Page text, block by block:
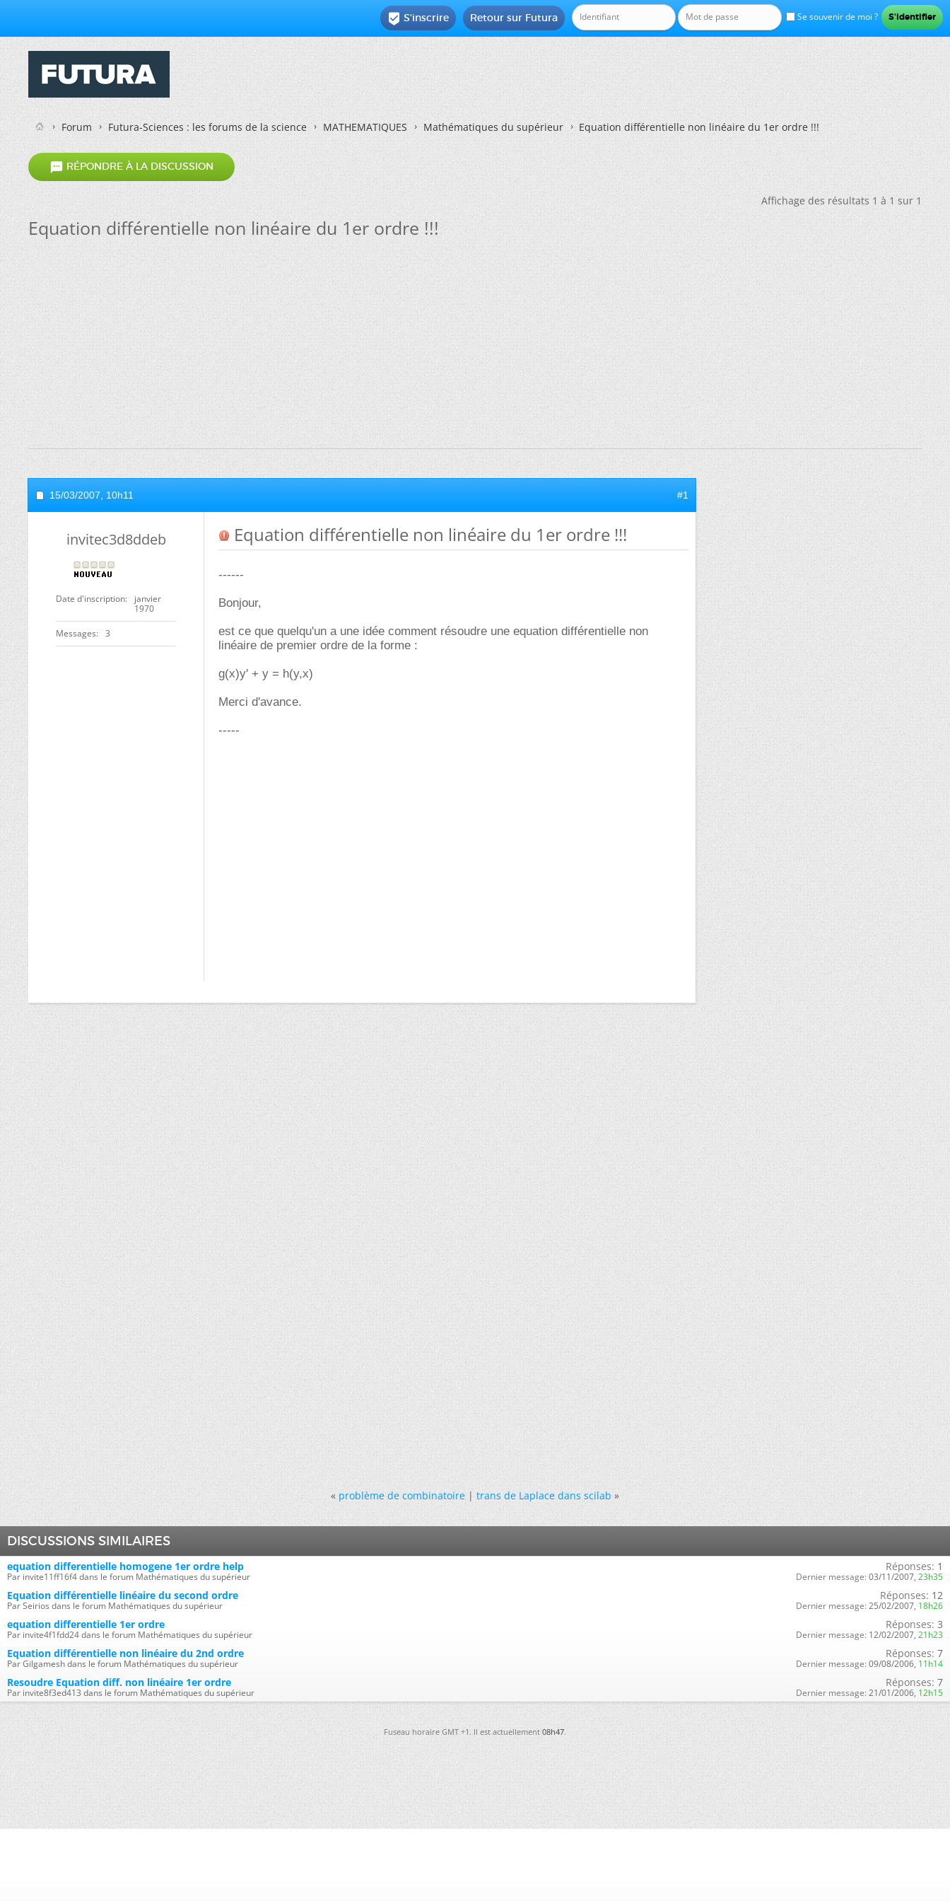
Se souvenir de moi ?
Retour sur Futura
 S'inscrire
Forum Futura-Sciences : les forums de la science MATHEMATIQUES Mathématiques du supérieur Equation différentielle non linéaire du 1er ordre !!!
 RÉPONDRE À LA DISCUSSION
Affichage des résultats 1 à 1 sur 1
Equation différentielle non linéaire du 1er ordre !!!
15/03/2007, 10h11 #1
invitec3d8ddeb
Date d'inscription
janvier
1970
Messages 3
Equation différentielle non linéaire du 1er ordre !!!
------
Bonjour,
est ce que quelqu'un a une idée comment résoudre une equation différentielle non
linéaire de premier ordre de la forme :
g(x)y' + y = h(y,x)
Merci d'avance.
-----
« problème de combinatoire|trans de Laplace dans scilab »
DISCUSSIONS SIMILAIRES
equation differentielle homogene 1er ordre help
Par invite11ff16f4 dans le forum Mathématiques du supérieur
Réponses: 1
Dernier message: 03/11/2007, 23h35
Equation différentielle linéaire du second ordre
Par Seirios dans le forum Mathématiques du supérieur
Réponses: 12
Dernier message: 25/02/2007, 18h26
equation differentielle 1er ordre
Par invite4f1fdd24 dans le forum Mathématiques du supérieur
Réponses: 3
Dernier message: 12/02/2007, 21h23
Equation différentielle non linéaire du 2nd ordre
Par Gilgamesh dans le forum Mathématiques du supérieur
Réponses: 7
Dernier message: 09/08/2006, 11h14
Resoudre Equation diff. non linéaire 1er ordre
Par invite8f3ed413 dans le forum Mathématiques du supérieur
Réponses: 7
Dernier message: 21/01/2006, 12h15
Fuseau horaire GMT +1. Il est actuellement08h47.